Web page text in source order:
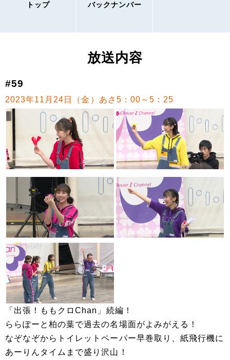
トップ バックナンバー
放送内容
#59
2023年11月24日（金）あさ5：00～5：25
「出張！ももクロChan」続編！
ららぽーと柏の葉で過去の名場面がよみがえる！
なぞなぞからトイレットペーパー早巻取り、紙飛行機に
あーりんタイムまで盛り沢山！